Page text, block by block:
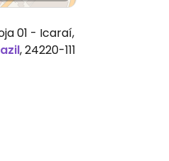
01 - Icaraí,
,24220-111